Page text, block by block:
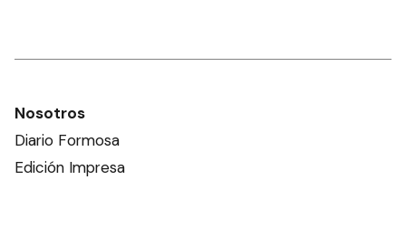
Nosotros
Diario Formosa
Edición Impresa